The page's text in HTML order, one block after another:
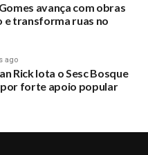
avança com obras
e transforma ruas no
ago
Rick lota o Sesc Bosque
forte apoio popular